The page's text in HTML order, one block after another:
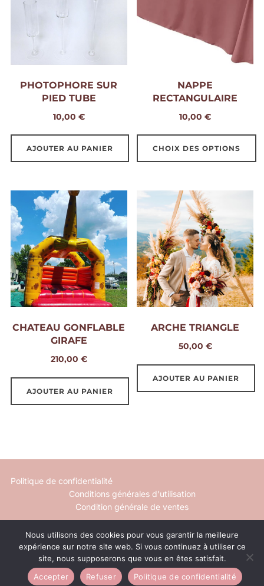
PHOTOPHORE SUR
PIED TUBE
10,00 €
AJOUTER AU PANIER
NAPPE
RECTANGULAIRE
10,00€
CHOIX DES OPTIONS
a
plusieurs
variations.
Les
options
peuvent
être
la
page
du
CHATEAU GONFLABLE
GIRAFE
210,00 €
AJOUTER AU PANIER
ARCHE TRIANGLE
50,00 €
AJOUTER AU PANIER
Politique de confidentialité
Conditions générales d'utilisation
Condition générale de ventes
Mentions légales
Contact
Inspiro ThemeparWPZOOM
Nous utilisons des cookies pour vous garantir la meilleure
expérience sur notre site web. Si vous continuez à utiliser ce
site, nous supposerons que vous en êtes satisfait.
Accepter
Refuser Politique de confidentialité